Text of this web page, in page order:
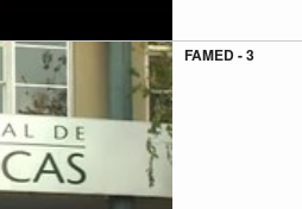
FAMED - 3